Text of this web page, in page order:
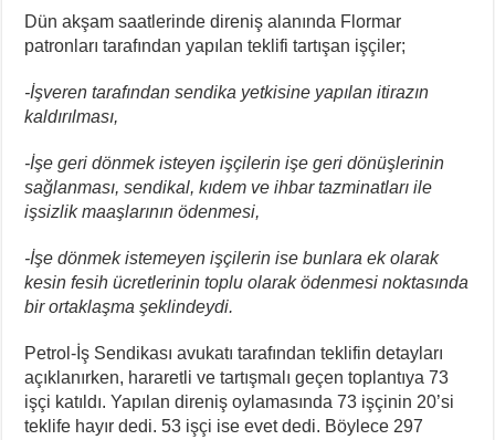
Dün akşam saatlerinde direniş alanında Flormar
patronları tarafından yapılan teklifi tartışan işçiler;
-İşveren tarafından sendika yetkisine yapılan itirazın
kaldırılması,
-İşe geri dönmek isteyen işçilerin işe geri dönüşlerinin
sağlanması, sendikal, kıdem ve ihbar tazminatları ile
işsizlik maaşlarının ödenmesi,
-İşe dönmek istemeyen işçilerin ise bunlara ek olarak
kesin fesih ücretlerinin toplu olarak ödenmesi noktasında
bir ortaklaşma şeklindeydi.
Petrol-İş Sendikası avukatı tarafından teklifin detayları
açıklanırken, hararetli ve tartışmalı geçen toplantıya 73
işçi katıldı. Yapılan direniş oylamasında 73 işçinin 20’si
teklife hayır dedi. 53 işçi ise evet dedi. Böylece 297